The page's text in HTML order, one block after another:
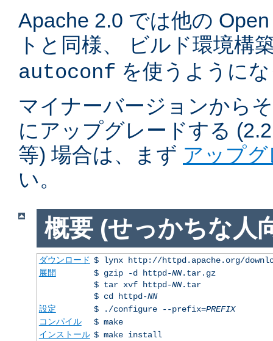
Apache 2.0 では他の
トと同様、 ビルド環境構
autoconf を使うように
マイナーバージョンから
にアップグレードする
等) 場合は、まず アップ
い。
概要 (せっかちな人
ダウンロード $ lynx http://httpd.apache.org/
展開
$ gzip -d httpd-NN.tar.gz
$ tar xvf httpd-NN.tar
$ cd httpd-NN
設定
$ ./configure --prefix=PREFIX
コンパイル
$ make
インストール $ make install